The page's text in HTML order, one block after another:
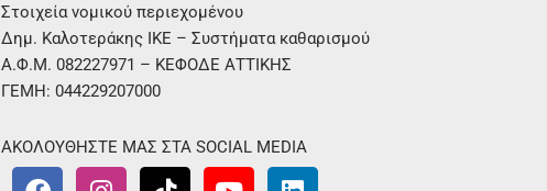
Στοιχεία νομικού περιεχομένου
Δημ. Καλοτεράκης ΙΚΕ – Συστήματα καθαρισμού
Α.Φ.Μ. 082227971 – ΚΕΦΟΔΕ ΑΤΤΙΚΗΣ
ΓΕΜΗ: 044229207000
ΑΚΟΛΟΥΘΗΣΤΕ ΜΑΣ ΣΤΑ SOCIAL MEDIA
F
I
T
Y
L